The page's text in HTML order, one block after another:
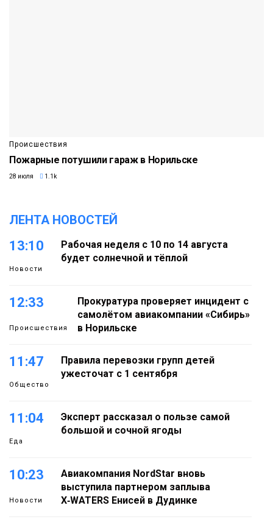
Происшествия
Пожарные потушили гараж в Норильске
28 июля 1.1k
ЛЕНТА НОВОСТЕЙ
13:10
Новости
Рабочая неделя с 10 по 14 августа
будет солнечной и тёплой
12:33
Происшествия
Прокуратура проверяет инцидент с
самолётом авиакомпании «Сибирь»
в Норильске
11:47
Общество
Правила перевозки групп детей
ужесточат с 1 сентября
11:04
Еда
Эксперт рассказал о пользе самой
большой и сочной ягоды
10:23
Новости
Авиакомпания NordStar вновь
выступила партнером заплыва
X‑WATERS Енисей в Дудинке